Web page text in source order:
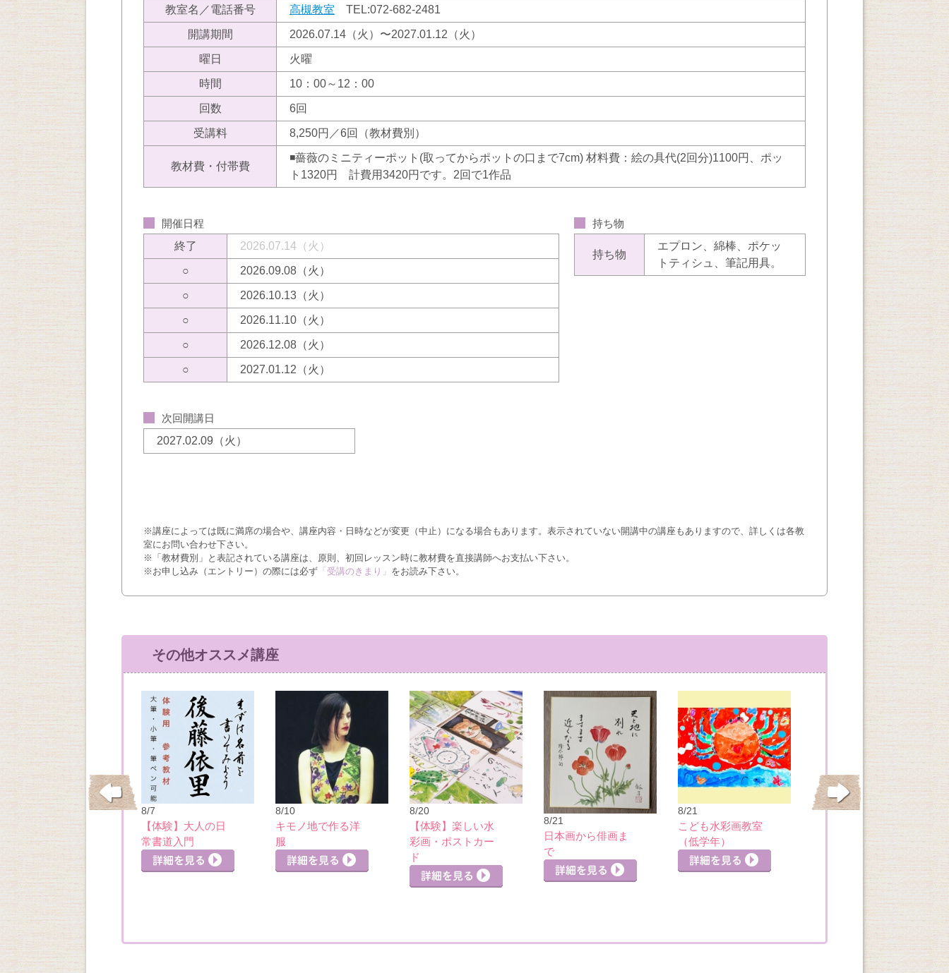
教室名／電話番号 高槻教室 TEL:072-682-2481
開講期間 2026.07.14（火）〜2027.01.12（火）
曜日 火曜
時間 10：00～12：00
回数 6回
受講料 8,250円／6回（教材費別）
教材費・付帯費
◾️薔薇のミニティーポット(取ってからポットの口まで7cm) 材料費：絵の具代(2回分)1100円、ポッ
ト1320円 計費用3420円です。2回で1作品
開催日程
終了
2026.07.14（火）
○ 2026.09.08（火）
○ 2026.10.13（火）
○ 2026.11.10（火）
○ 2026.12.08（火）
○ 2027.01.12（火）
持ち物
持ち物
エプロン、綿棒、ポケッ
トティシュ、筆記用具。
次回開講日
2027.02.09（火）
※講座によっては既に満席の場合や、講座内容・日時などが変更（中止）になる場合もあります。表示されていない開講中の講座もありますので、詳しくは各教
室にお問い合わせ下さい。
※「教材費別」と表記されている講座は、原則、初回レッスン時に教材費を直接講師へお支払い下さい。
※お申し込み（エントリー）の際には必ず 「受講のきまり」 をお読み下さい。
その他オススメ講座
10/26
はじめてのウクレ
レ
8/7
【体験】大人の日
常書道入門
8/10
キモノ地で作る洋
服
8/20
【体験】楽しい水
彩画・ポストカー
ド
8/21
日本画から俳画ま
で
8/21
こども水彩画教室
（低学年）
8/21
こども水彩画教室
（小４以上）
を見る 詳細を見る
詳細を見る